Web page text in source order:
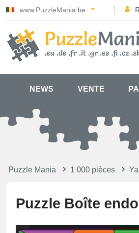
www.PuzzleMania.be
NEWS VENTE
Puzzle Mania 1 000 pièces
Puzzle Boîte